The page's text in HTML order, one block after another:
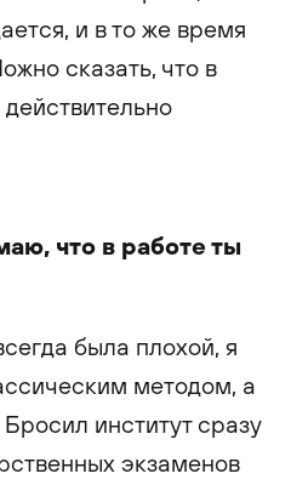
и в то же время
сказать, что в
что в работе ты
была плохой, я
методом, а
институт сразу
экзаменов